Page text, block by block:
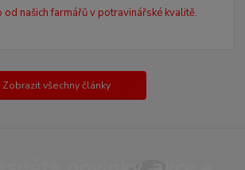
od našich farmářů v potravinářské kvalitě.
Zobrazit všechny články